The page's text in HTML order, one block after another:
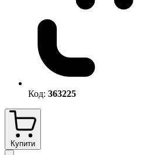
Код: 363225
Купити